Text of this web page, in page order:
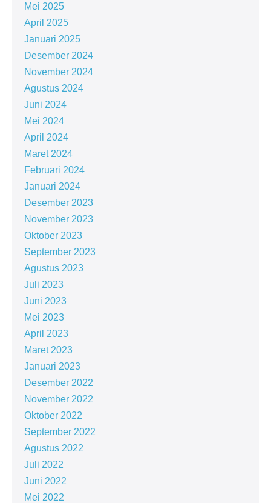
Mei 2025
April 2025
Januari 2025
Desember 2024
November 2024
Agustus 2024
Juni 2024
Mei 2024
April 2024
Maret 2024
Februari 2024
Januari 2024
Desember 2023
November 2023
Oktober 2023
September 2023
Agustus 2023
Juli 2023
Juni 2023
Mei 2023
April 2023
Maret 2023
Januari 2023
Desember 2022
November 2022
Oktober 2022
September 2022
Agustus 2022
Juli 2022
Juni 2022
Mei 2022